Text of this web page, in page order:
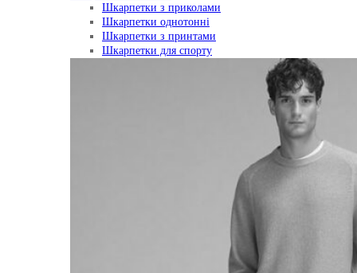
Шкарпетки з приколами
Шкарпетки однотонні
Шкарпетки з принтами
Шкарпетки для спорту